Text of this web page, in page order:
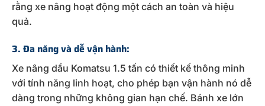
rằng xe nâng hoạt động một cách an toàn và hiệu
quả.
3. Đa năng và dễ vận hành:
Xe nâng dầu Komatsu 1.5 tấn có thiết kế thông minh
với tính năng linh hoạt, cho phép bạn vận hành nó dễ
dàng trong những không gian hạn chế. Bánh xe lớn